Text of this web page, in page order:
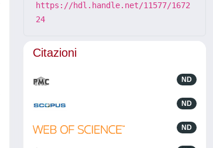
https://hdl.handle.net/11577/1672
24
Citazioni
ND
ND
ND